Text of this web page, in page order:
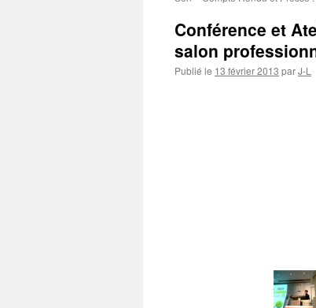
Conférence et
salon
Publié le 13 février 2013 parJ-L